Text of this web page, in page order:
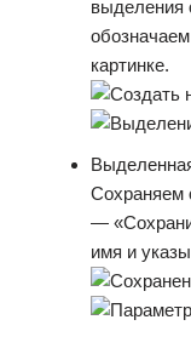
выделения
картинке.
Сохраняем
—
имя и